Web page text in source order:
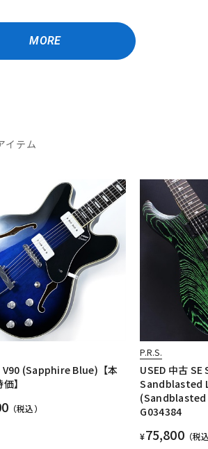
MORE
イテム
(Sapphire Blue)【本
】
（税込）
P.R.S.
USED 中古
Sandblasted
(Sandblasted
G034384
¥75,800（税込